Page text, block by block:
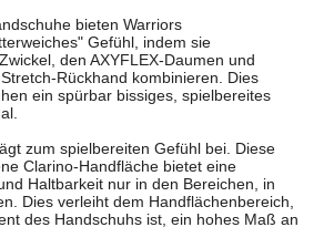
bieten Warriors
Gefühl, indem sie
den AXYFLEX-Daumen und
Rückhand kombinieren. Dies
ein spürbar bissiges, spielbereites
zum spielbereiten Gefühl bei. Diese
Clarino-Handfläche bietet eine
Haltbarkeit nur in den Bereichen, in
Dies verleiht dem Handflächenbereich,
des Handschuhs ist, ein hohes Maß an